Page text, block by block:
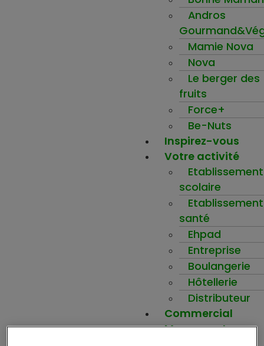
Andros
Mamie Nova
Nova
Le berger des
fruits
Force+
Be-Nuts
Inspirez-vous
Votre activité
Etablissement
scolaire
santé
Ehpad
Entreprise
Boulangerie
Hôtellerie
Distributeur
Commercial
Mon compte